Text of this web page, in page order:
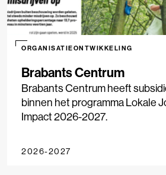
Brabants Centrum
ORGANISATIEONTWIKKELING
Brabants Centrum heeft
binnen het programma Lokale
Impact 2026-2027.
2026-2027